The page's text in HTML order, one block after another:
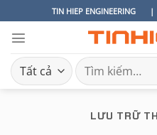
qua
nội
dung
TIN HIEP ENGINEERING |
Tìm
kiếm:
LƯU TRỮ